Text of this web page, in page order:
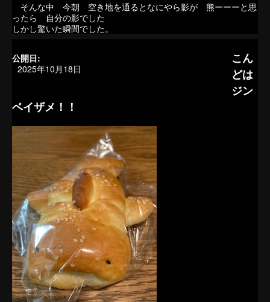
そんな中 今朝 空き地を通るとなにやら影が 熊ーーーと思
ったら 自分の影でした
しかし驚いた瞬間でした。
公開日:
2025年10月18日
こん
どは
ジン
ベイザメ！！